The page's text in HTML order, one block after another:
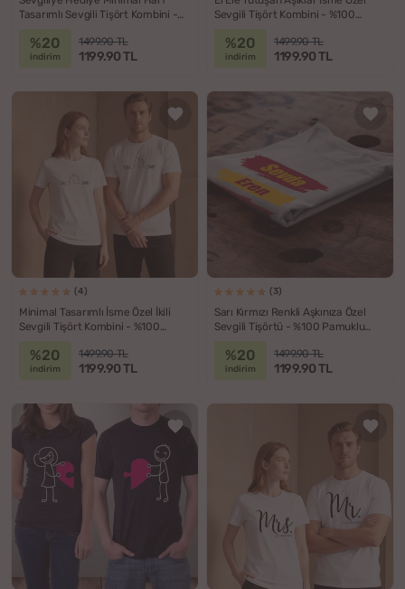
Tasarımlı Sevgili Tişört Kombini -
%20
indirim
1499.90 TL
1199.90 TL
Sevgili Tişört Kombini - %100
%20
indirim
1499.90 TL
1199.90 TL
(4)
Minimal Tasarımlı İsme Özel İkili
Sevgili Tişört Kombini - %100
%20
indirim
1499.90 TL
1199.90 TL
(3)
Sarı Kırmızı Renkli Aşkınıza Özel
Sevgili Tişörtü - %100 Pamuklu
%20
indirim
1499.90 TL
1199.90 TL